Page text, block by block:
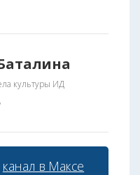
культуры ИД
канал в Максе